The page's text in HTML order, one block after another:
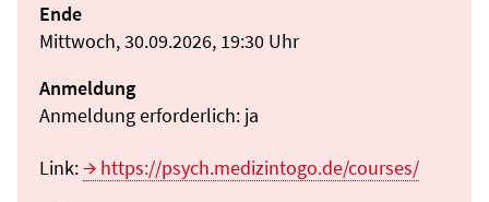
Ende
Mittwoch, 30.09.2026, 19:30 Uhr
Anmeldung
Anmeldung erforderlich: ja
Link:
https://psych.medizintogo.de/courses/